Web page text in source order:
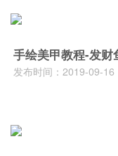
手绘美甲教程-发财
发布时间：2019-09-16